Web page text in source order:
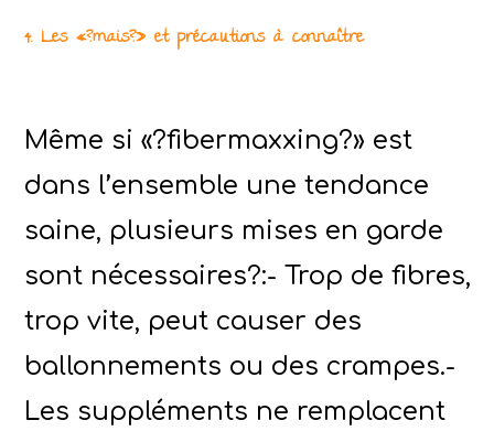
4. Les «?mais?» et précautions à connaître
Même si «?fibermaxxing?» est
dans l’ensemble une tendance
saine, plusieurs mises en garde
sont nécessaires?:- Trop de fibres,
trop vite, peut causer des
ballonnements ou des crampes.-
Les suppléments ne remplacent